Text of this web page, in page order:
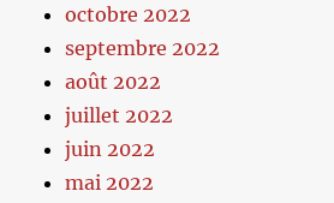
octobre 2022
septembre 2022
août 2022
juillet 2022
juin 2022
mai 2022